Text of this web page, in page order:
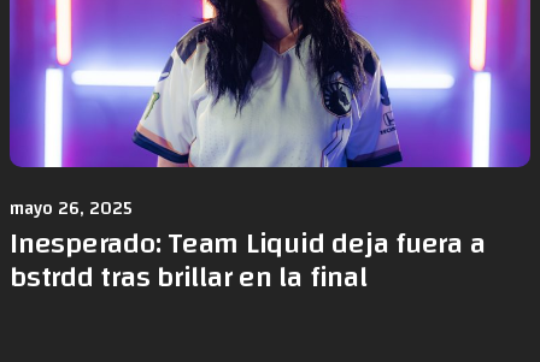
mayo 26, 2025
Inesperado: Team Liquid deja fuera a
bstrdd tras brillar en la final